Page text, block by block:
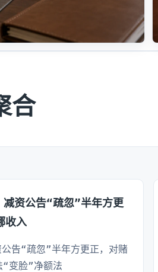
合
资公告“疏忽”半年方更
收入
告“疏忽”半年方更正，对赌
“变脸”净额法